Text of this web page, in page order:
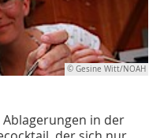
© Gesine Witt/NOAH
in der